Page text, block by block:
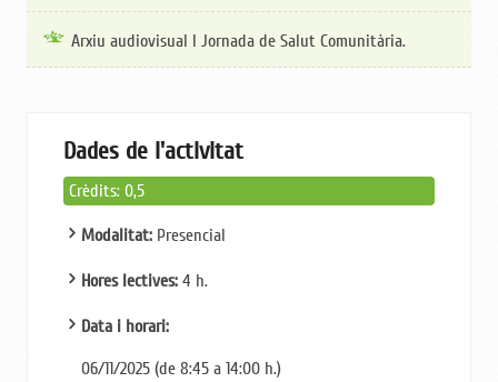
Arxiu audiovisual I Jornada de Salut Comunitària.
Dades de l'activitat
Crèdits: 0,5
Modalitat: Presencial
Hores lectives: 4 h.
Data i horari:
06/11/2025 (de 8:45 a 14:00 h.)